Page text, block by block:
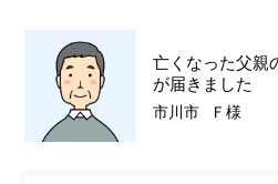
亡くなった父親
が届きました
市川市 Ｆ様